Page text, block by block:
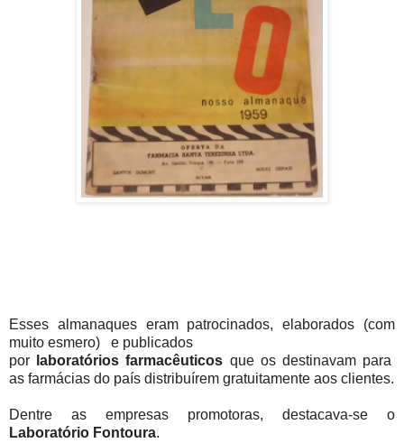
Esses almanaques eram patrocinados, elaborados (com
muito esmero) e publicados
por
laboratórios farmacêuticos que os destinavam para
as farmácias do país distribuírem gratuitamente aos clientes.
Dentre as empresas promotoras, destacava-se o
Laboratório Fontoura.